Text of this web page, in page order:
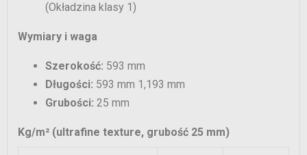
(Okładzina klasy 1)
Wymiary i waga
Szerokość: 593 mm
Długości: 593 mm 1,193 mm
Grubości: 25 mm
Kg/m² (ultrafine texture, grubość 25 mm)